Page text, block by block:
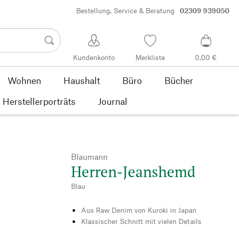
Bestellung, Service & Beratung 02309 939050
Kundenkonto Merkliste 0,00 €
Wohnen Haushalt Büro
Bücher
Herstellerporträts Journal
Blaumann
Herren-Jeanshemd
Blau
Aus Raw Denim von Kuroki in Japan
Klassischer Schnitt mit vielen Details